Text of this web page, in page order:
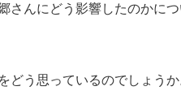
さんにどう影響したのかにつ
どう思っているのでしょうか